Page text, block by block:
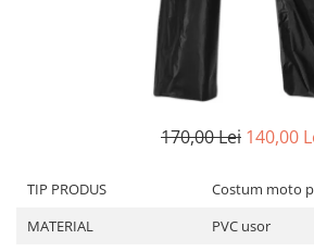
Imbracaminte Casual
Cadou personalizat
170,00 Lei 140,00
TIP PRODUS
Costum moto
MATERIAL
PVC usor